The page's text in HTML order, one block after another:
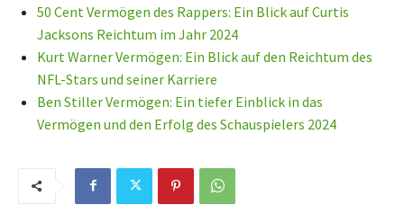
50 Cent Vermögen des Rappers: Ein Blick auf Curtis
Jacksons Reichtum im Jahr 2024
Kurt Warner Vermögen: Ein Blick auf den Reichtum des
NFL-Stars und seiner Karriere
Ben Stiller Vermögen: Ein tiefer Einblick in das
Vermögen und den Erfolg des Schauspielers 2024